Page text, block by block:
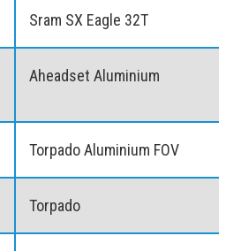
Sram SX Eagle 32T
Aheadset Aluminium
Torpado Aluminium FOV
Torpado